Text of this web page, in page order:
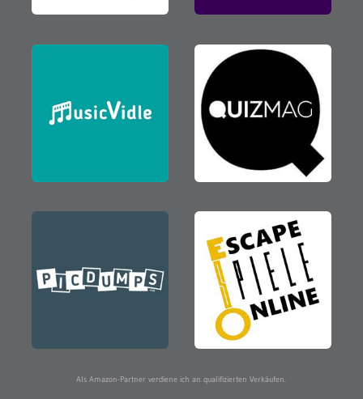
Als Amazon-Partner verdiene ich an qualifizierten Verkäufen.